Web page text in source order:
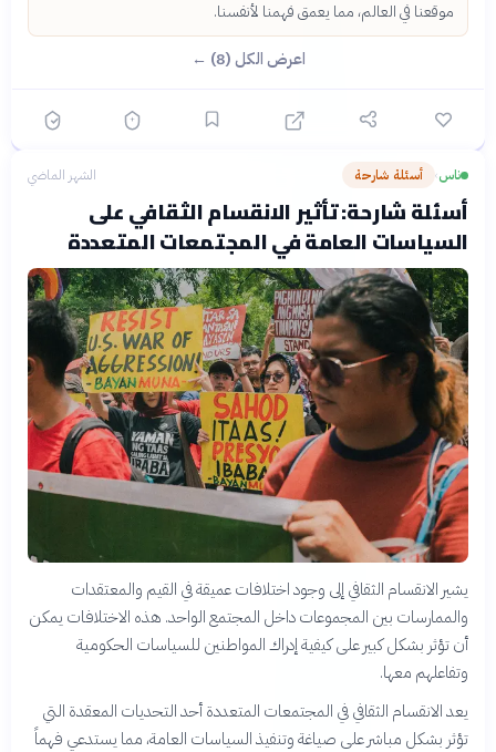
موقعنا في العالم، مما يعمق فهمنا لأنفسنا.
اعرض الكل (8) ←
ناس› أسئلة شارحة الشهر الماضي
أسئلة شارحة: تأثير الانقسام الثقافي على
السياسات العامة في المجتمعات المتعددة
يشير الانقسام الثقافي إلى وجود اختلافات عميقة في القيم والمعتقدات
والممارسات بين المجموعات داخل المجتمع الواحد. هذه الاختلافات يمكن
أن تؤثر بشكل كبير على كيفية إدراك المواطنين للسياسات الحكومية
وتفاعلهم معها.
يعد الانقسام الثقافي في المجتمعات المتعددة أحد التحديات المعقدة التي
تؤثر بشكل مباشر على صياغة وتنفيذ السياسات العامة، مما يستدعي فهماً